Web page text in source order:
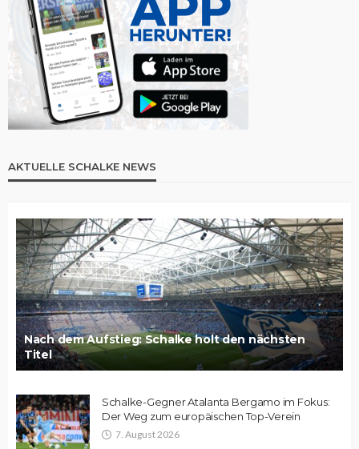
AKTUELLE SCHALKE NEWS
Nach dem Aufstieg: Schalke holt den nächsten
Titel
Schalke-Gegner Atalanta Bergamo im Fokus:
Der Weg zum europäischen Top-Verein
7. August 2026